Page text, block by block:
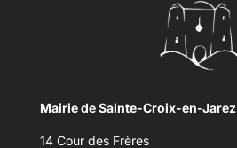
Mairie de Sainte-Croix-en-Jarez
14 Cour des Frères